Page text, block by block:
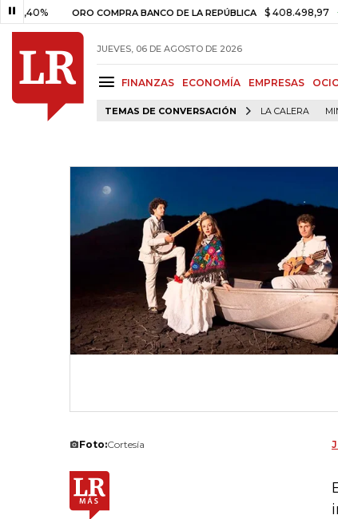
ORO COMPRA BANCO DE LA REPÚBLICA $ 408.498,97 +$
JUEVES, 06 DE AGOSTO DE 2026
FINANZAS ECONOMÍA EMPRESAS
TEMAS DE CONVERSACIÓN LA CALERA
Foto:Cortesía